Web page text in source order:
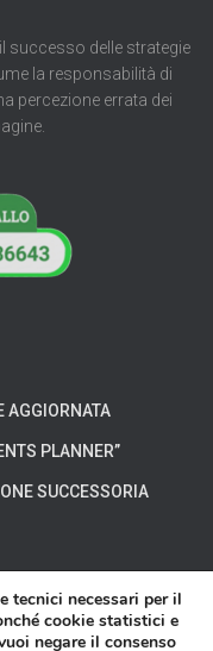
successo delle strategie
la responsabilità di
percezione errata dei
AGGIORNATA
PLANNER”
SUCCESSORIA
tecnici necessari per il
cookie statistici e
negare il consenso